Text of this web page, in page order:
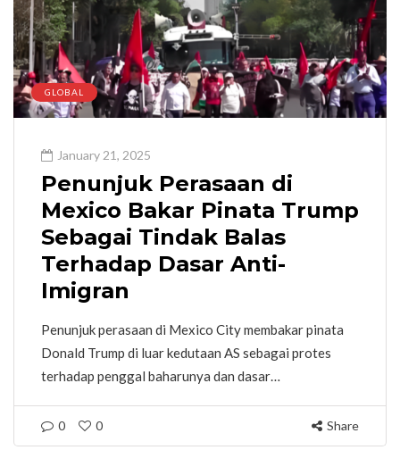
GLOBAL
January 21, 2025
Penunjuk Perasaan di
Mexico Bakar Pinata Trump
Sebagai Tindak Balas
Terhadap Dasar Anti-
Imigran
Penunjuk perasaan di Mexico City membakar pinata
Donald Trump di luar kedutaan AS sebagai protes
terhadap penggal baharunya dan dasar…
0 0 Share